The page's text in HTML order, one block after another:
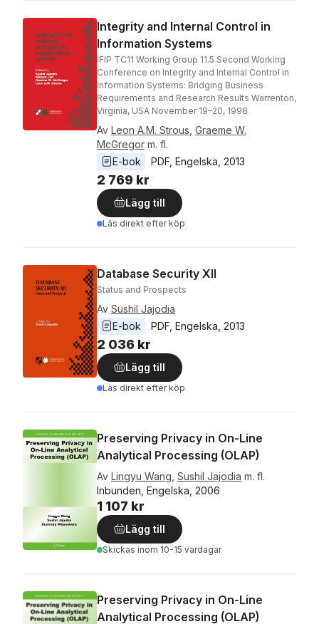
Integrity and Internal Control in
Information Systems
IFIP TC11 Working Group 11.5 Second Working
Conference on Integrity and Internal Control in
Information Systems: Bridging Business
Requirements and Research Results Warrenton,
Virginia, USA November 19–20, 1998
Av Leon A.M. Strous Graeme W.
McGregor m. fl.
E-bok
PDF Engelska 2013
2 769 kr
Lägg till
Läs direkt efter köp
Database Security XII
Status and Prospects
Av Sushil Jajodia
E-bok
PDF Engelska 2013
2 036 kr
Lägg till
Läs direkt efter köp
Preserving Privacy in On-Line
Analytical Processing (OLAP)
Av Lingyu Wang Sushil Jajodia m. fl.
Inbunden, Engelska, 2006
1 107 kr
Lägg till
Skickas inom 10-15 vardagar
Preserving Privacy in On-Line
Analytical Processing (OLAP)